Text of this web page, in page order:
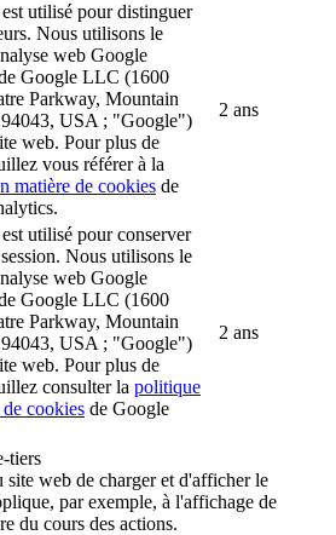
utilisé pour distinguer
Nous utilisons le
web Google
Google LLC (1600
Parkway, Mountain
USA ; "Google")
web. Pour plus de
vous référer à la
matière de cookies de
2 ans
utilisé pour conserver
Nous utilisons le
web Google
Google LLC (1600
Parkway, Mountain
USA ; "Google")
web. Pour plus de
consulter la politique
cookies de Google
2 ans
tiers
site web de charger et d'afficher le
par exemple, à l'affichage de
du cours des actions.